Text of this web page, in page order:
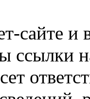
сайте
ссылки